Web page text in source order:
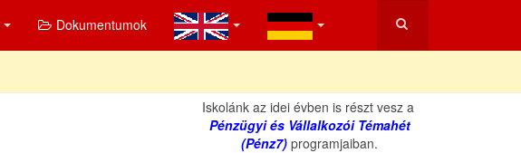
Dokumentumok
Iskolánk az idei évben is részt vesz a
Pénzügyi és Vállalkozói Témahét
(Pénz7) programjaiban.